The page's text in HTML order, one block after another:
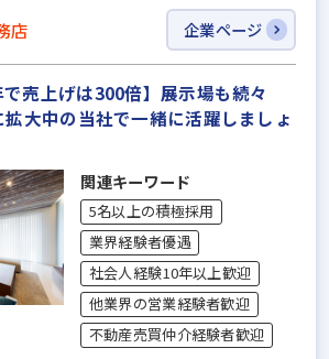
店 企業ページ
で売上げは300倍】展示場も続々
大中の当社で一緒に活躍しましょ
関連キーワード
5名以上の積極採用
業界経験者優遇
社会人経験10年以上歓迎
他業界の営業経験者歓迎
不動産売買仲介経験者歓迎